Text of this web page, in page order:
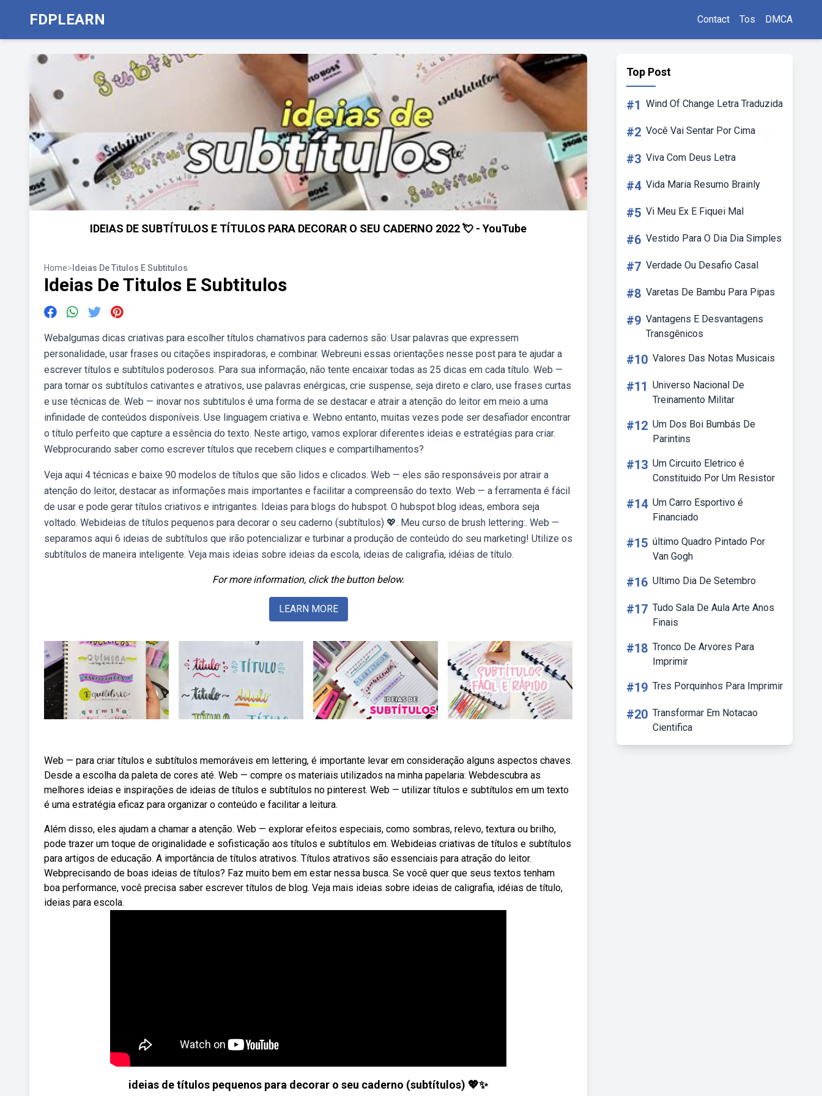
FDPLEARN Contact Tos DMCA
IDEIAS DE SUBTÍTULOS E TÍTULOS PARA DECORAR O SEU CADERNO 2022 💘 - YouTube
Home> Ideias De Titulos E Subtitulos
Ideias De Titulos E Subtitulos
Webalgumas dicas criativas para escolher títulos chamativos para cadernos são: Usar palavras que expressem
personalidade, usar frases ou citações inspiradoras, e combinar. Webreuni essas orientações nesse post para te ajudar a
escrever títulos e subtítulos poderosos. Para sua informação, não tente encaixar todas as 25 dicas em cada título. Web —
para tornar os subtítulos cativantes e atrativos, use palavras enérgicas, crie suspense, seja direto e claro, use frases curtas
e use técnicas de. Web — inovar nos subtitulos é uma forma de se destacar e atrair a atenção do leitor em meio a uma
infinidade de conteúdos disponíveis. Use linguagem criativa e. Webno entanto, muitas vezes pode ser desafiador encontrar
o título perfeito que capture a essência do texto. Neste artigo, vamos explorar diferentes ideias e estratégias para criar.
Webprocurando saber como escrever títulos que recebem cliques e compartilhamentos?
Veja aqui 4 técnicas e baixe 90 modelos de títulos que são lidos e clicados. Web — eles são responsáveis por atrair a
atenção do leitor, destacar as informações mais importantes e facilitar a compreensão do texto. Web — a ferramenta é fácil
de usar e pode gerar títulos criativos e intrigantes. Ideias para blogs do hubspot. O hubspot blog ideas, embora seja
voltado. Webideias de títulos pequenos para decorar o seu caderno (subtítulos) 💖. Meu curso de brush lettering:. Web —
separamos aqui 6 ideias de subtítulos que irão potencializar e turbinar a produção de conteúdo do seu marketing! Utilize os
subtítulos de maneira inteligente. Veja mais ideias sobre ideias da escola, ideias de caligrafia, idéias de título.
For more information, click the button below.
LEARN MORE
Web — para criar títulos e subtítulos memoráveis em lettering, é importante levar em consideração alguns aspectos chaves.
Desde a escolha da paleta de cores até. Web — compre os materiais utilizados na minha papelaria: Webdescubra as
melhores ideias e inspirações de ideias de títulos e subtítulos no pinterest. Web — utilizar títulos e subtítulos em um texto
é uma estratégia eficaz para organizar o conteúdo e facilitar a leitura.
Além disso, eles ajudam a chamar a atenção. Web — explorar efeitos especiais, como sombras, relevo, textura ou brilho,
pode trazer um toque de originalidade e sofisticação aos títulos e subtítulos em. Webideias criativas de títulos e subtítulos
para artigos de educação. A importância de títulos atrativos. Títulos atrativos são essenciais para atração do leitor.
Webprecisando de boas ideias de títulos? Faz muito bem em estar nessa busca. Se você quer que seus textos tenham
boa performance, você precisa saber escrever títulos de blog. Veja mais ideias sobre ideias de caligrafia, idéias de título,
ideias para escola.
ideias de títulos pequenos para decorar o seu caderno (subtítulos) 💖✨
Top Post
#1 Wind Of Change Letra Traduzida
#2 Você Vai Sentar Por Cima
#3 Viva Com Deus Letra
#4 Vida Maria Resumo Brainly
#5 Vi Meu Ex E Fiquei Mal
#6 Vestido Para O Dia Dia Simples
#7 Verdade Ou Desafio Casal
#8 Varetas De Bambu Para Pipas
#9 Vantagens E Desvantagens
Transgênicos
#10 Valores Das Notas Musicais
#11 Universo Nacional De
Treinamento Militar
#12 Um Dos Boi Bumbás De
Parintins
#13 Um Circuito Eletrico é
Constituido Por Um Resistor
#14 Um Carro Esportivo é
Financiado
#15 último Quadro Pintado Por
Van Gogh
#16 Ultimo Dia De Setembro
#17 Tudo Sala De Aula Arte Anos
Finais
#18 Tronco De Arvores Para
Imprimir
#19 Tres Porquinhos Para Imprimir
#20 Transformar Em Notacao
Cientifica